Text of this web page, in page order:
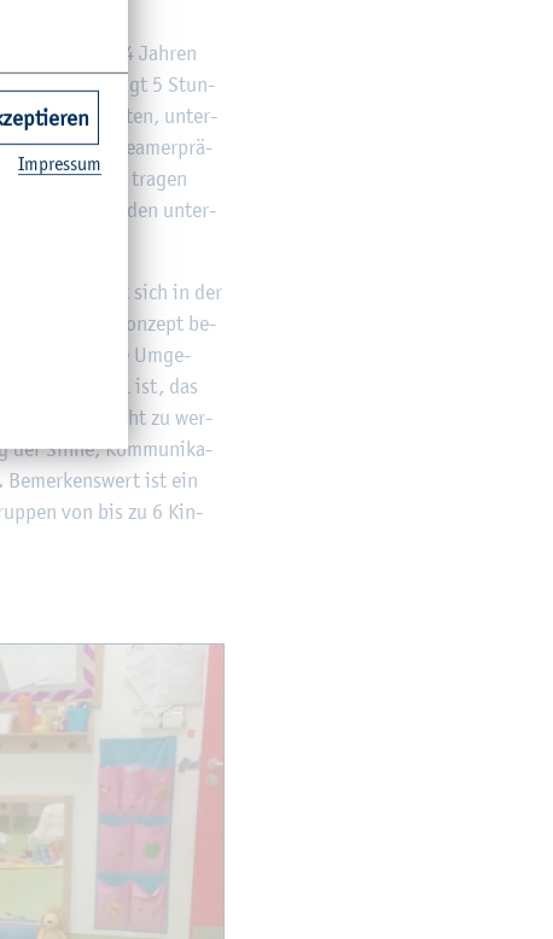
im Alter von 4 Jah­ren
be­trägt 5 Stun­
von 25 Mi­nu­ten, un­ter­
Teil durch Bea­mer­prä­
Kita-Uni­form tra­gen
und wer­den un­ter­
be­fin­det sich in der
Jah­ren. Das Kon­zept be­
si­che­re Um­ge­
wird. Ziel ist, das
Kin­des ge­recht zu wer­
der Sinne, Kom­mu­ni­ka­
ist ein
von bis zu 6 Kin­
Im­pres­sum